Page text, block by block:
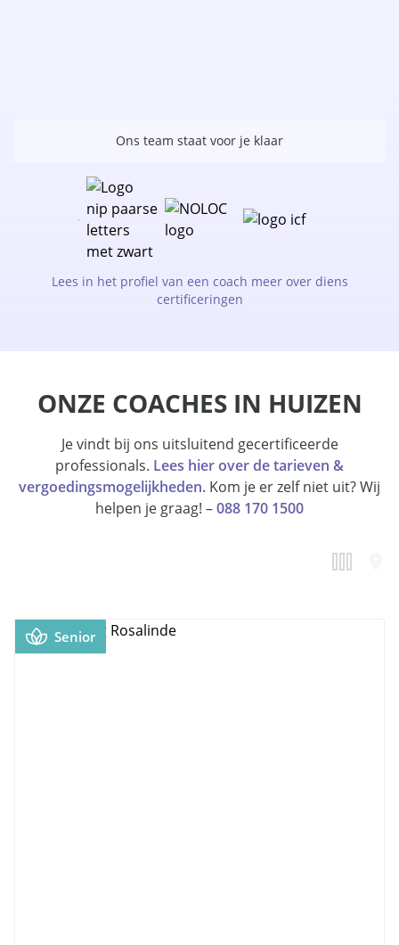
Ons team staat voor je klaar
Lees in het profiel van een coach meer over diens
certificeringen
ONZE COACHES IN HUIZEN
Je vindt bij ons uitsluitend gecertificeerde
professionals. Lees hier over de tarieven &
vergoedingsmogelijkheden. Kom je er zelf niet uit? Wij
helpen je graag! –088 170 1500
Senior